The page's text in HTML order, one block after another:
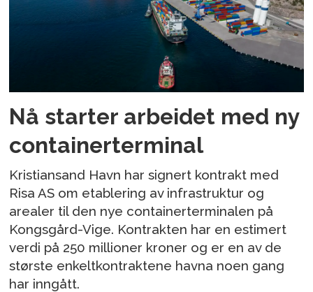
Nå starter arbeidet med ny
containerterminal
Kristiansand Havn har signert kontrakt med
Risa AS om etablering av infrastruktur og
arealer til den nye containerterminalen på
Kongsgård-Vige. Kontrakten har en estimert
verdi på 250 millioner kroner og er en av de
største enkeltkontraktene havna noen gang
har inngått.